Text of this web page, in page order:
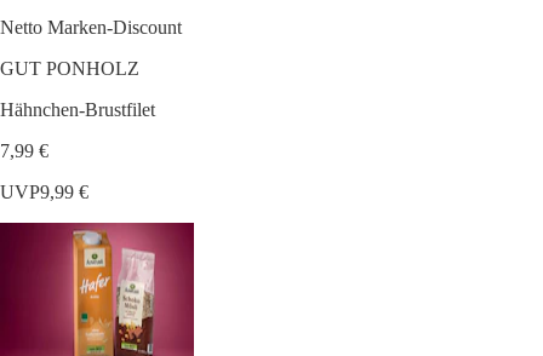
Netto Marken-Discount
GUT PONHOLZ
Hähnchen-Brustfilet
7,99 €
UVP9,99 €